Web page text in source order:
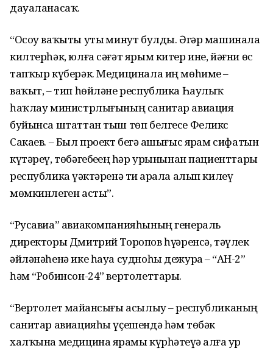
дауаланасаҡ.
“Осоу ваҡыты утыҙ минут булды. Әгәр машинала
килтерһәк, юлға сәғәт ярым китер ине, йәғни өс
тапҡыр күберәк. Медицинала иң мөһиме –
ваҡыт, – тип һөйләне республика Һаулыҡ
һаҡлау министрлығының санитар авиация
буйынса штаттан тыш төп белгесе Феликс
Сакаев. – Был проект беҙгә ашығыс ярҙам сифатын
күтәреү, төбәгебеҙҙең һәр урынынан пациенттарҙы
республика үҙәктәренә тиҙ арала алып килеү
мөмкинлеген асты”.
“Русавиа” авиакомпанияһының генераль
директоры Дмитрий Торопов һүҙҙәренсә, тәүлек
әйләнәһенә ике һауа судноһы дежурҙа – “АН-2”
һәм “Робинсон-24” вертолеттары.
“Вертолет майҙансығы асылыу – республиканың
санитар авиацияһы үҫешендә һәм төбәк
халҡына медицина ярҙамы күрһәтеүҙә алға ҙур